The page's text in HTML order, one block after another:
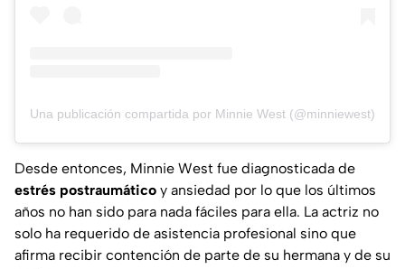
Una publicación compartida por Minnie West (@minniewest)
Desde entonces, Minnie West fue diagnosticada de
estrés postraumático y ansiedad por lo que los últimos
años no han sido para nada fáciles para ella. La actriz no
solo ha requerido de asistencia profesional sino que
afirma recibir contención de parte de su hermana y de su